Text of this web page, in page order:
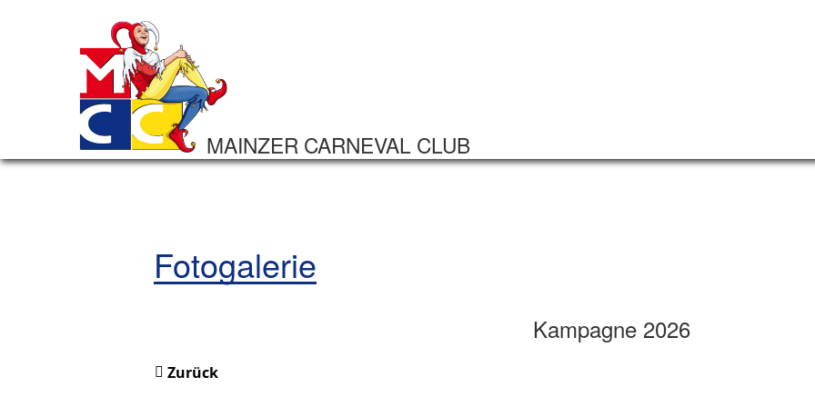
MAINZER CARNEVAL CLUB
Fotogalerie
Kampagne 2026
Zurück